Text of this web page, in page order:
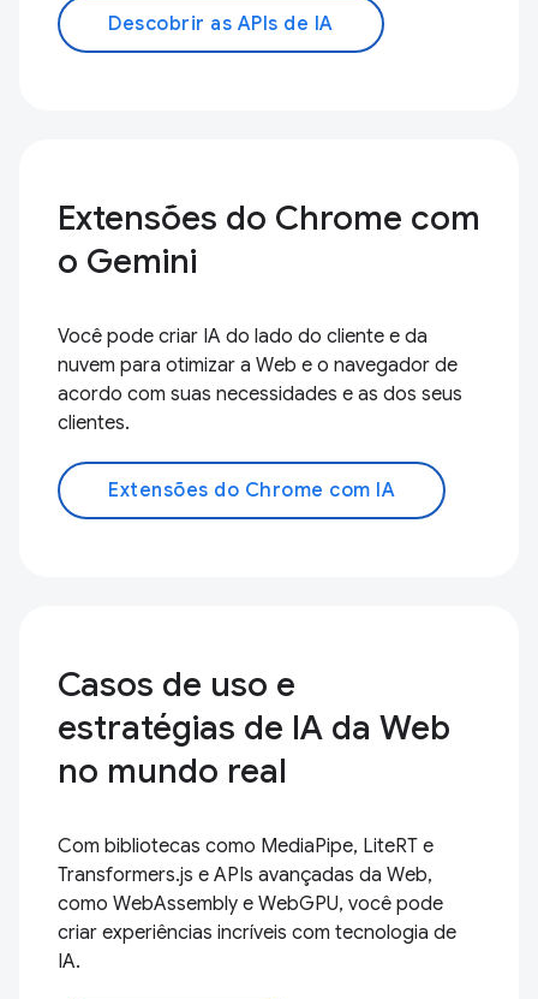
Descobrir as APIs de IA
Extensões do Chrome com
o Gemini
Você pode criar IA do lado do cliente e da
nuvem para otimizar a Web e o navegador de
acordo com suas necessidades e as dos seus
clientes.
Extensões do Chrome com IA
Casos de uso e
estratégias de IA da Web
no mundo real
Com bibliotecas como MediaPipe, LiteRT e
Transformers.js e APIs avançadas da Web,
como WebAssembly e WebGPU, você pode
criar experiências incríveis com tecnologia de
IA.